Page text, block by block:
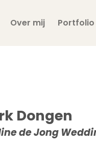
Over mij Portfolio
Dongen
de Jong